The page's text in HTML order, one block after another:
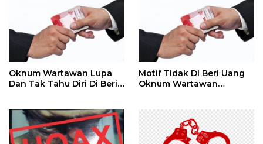
Oknum Wartawan Lupa
Dan Tak Tahu Diri Di Beri
Motif Tidak Di Beri Uang
Oknum Wartawan
Seperti Di Mall
Menawarkan Hadiah